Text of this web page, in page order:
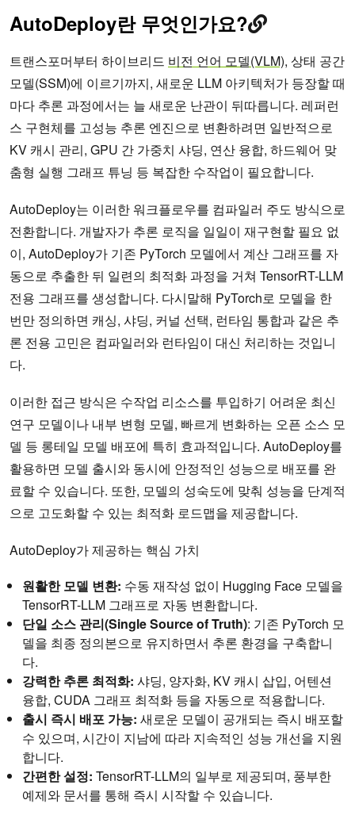
AutoDeploy란 무엇인가요?
트랜스포머부터 하이브리드 비전 언어 모델(VLM), 상태 공간
모델(SSM)에 이르기까지, 새로운 LLM 아키텍처가 등장할 때
마다 추론 과정에서는 늘 새로운 난관이 뒤따릅니다. 레퍼런
스 구현체를 고성능 추론 엔진으로 변환하려면 일반적으로
KV 캐시 관리, GPU 간 가중치 샤딩, 연산 융합, 하드웨어 맞
춤형 실행 그래프 튜닝 등 복잡한 수작업이 필요합니다.
AutoDeploy는 이러한 워크플로우를 컴파일러 주도 방식으로
전환합니다. 개발자가 추론 로직을 일일이 재구현할 필요 없
이, AutoDeploy가 기존 PyTorch 모델에서 계산 그래프를 자
동으로 추출한 뒤 일련의 최적화 과정을 거쳐 TensorRT-LLM
전용 그래프를 생성합니다. 다시말해 PyTorch로 모델을 한
번만 정의하면 캐싱, 샤딩, 커널 선택, 런타임 통합과 같은 추
론 전용 고민은 컴파일러와 런타임이 대신 처리하는 것입니
다.
이러한 접근 방식은 수작업 리소스를 투입하기 어려운 최신
연구 모델이나 내부 변형 모델, 빠르게 변화하는 오픈 소스 모
델 등 롱테일 모델 배포에 특히 효과적입니다. AutoDeploy를
활용하면 모델 출시와 동시에 안정적인 성능으로 배포를 완
료할 수 있습니다. 또한, 모델의 성숙도에 맞춰 성능을 단계적
으로 고도화할 수 있는 최적화 로드맵을 제공합니다.
AutoDeploy가 제공하는 핵심 가치
원활한 모델 변환: 수동 재작성 없이 Hugging Face 모델을
TensorRT-LLM 그래프로 자동 변환합니다.
단일 소스 관리(Single Source of Truth): 기존 PyTorch 모
델을 최종 정의본으로 유지하면서 추론 환경을 구축합니
다.
강력한 추론 최적화: 샤딩, 양자화, KV 캐시 삽입, 어텐션
융합, CUDA 그래프 최적화 등을 자동으로 적용합니다.
출시 즉시 배포 가능: 새로운 모델이 공개되는 즉시 배포할
수 있으며, 시간이 지남에 따라 지속적인 성능 개선을 지원
합니다.
간편한 설정: TensorRT-LLM의 일부로 제공되며, 풍부한
예제와 문서를 통해 즉시 시작할 수 있습니다.